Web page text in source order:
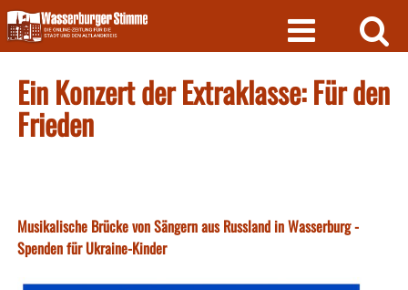
Skip
to
content
Ein Konzert der Extraklasse: Für den
Frieden
Musikalische Brücke von Sängern aus Russland in Wasserburg -
Spenden für Ukraine-Kinder